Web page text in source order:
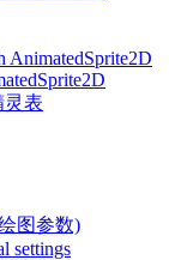
AnimatedSprite2D
灵表
图参数)
settings